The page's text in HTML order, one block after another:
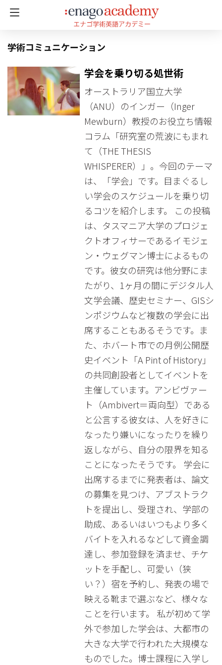
学術コミュニケーション
学会を乗り切る処世術
オーストラリア国立大学
（ANU）のインガー（Inger
Mewburn）教授のお役立ち情報
コラム「研究室の荒波にもまれ
て（THE THESIS
WHISPERER）」。今回のテーマ
は、「学会」です。目まぐるし
い学会のスケジュールを乗り切
るコツを紹介します。 この投稿
は、タスマニア大学のプロジェ
クトオフィサーであるイモジェ
ン・ウェグマン博士によるもの
です。彼女の研究は他分野にま
たがり、1ヶ月の間にデジタル人
文学会議、歴史セミナー、GISシ
ンポジウムなど複数の学会に出
席することもあるそうです。ま
た、ホバート市での月例公開歴
史イベント「A Pint of History」
の共同創設者としてイベントを
主催しています。アンビヴァー
ト（Ambivert＝両向型）である
と公言する彼女は、人を好きに
なったり嫌いになったりを繰り
返しながら、自分の限界を知る
ことになったそうです。 学会に
出席するまでに発表者は、論文
の募集を見つけ、アブストラク
トを提出し、受理され、学部の
助成、あるいはいつもより多く
バイトを入れるなどして資金調
達し、参加登録を済ませ、チケ
ットを手配し、可愛い（狭
い？）宿を予約し、発表の場で
映える靴まで選ぶなど、様々な
ことを行います。 私が初めて学
外で参加した学会は、大都市の
大きな大学で行われた大規模な
ものでした。博士課程に入学し